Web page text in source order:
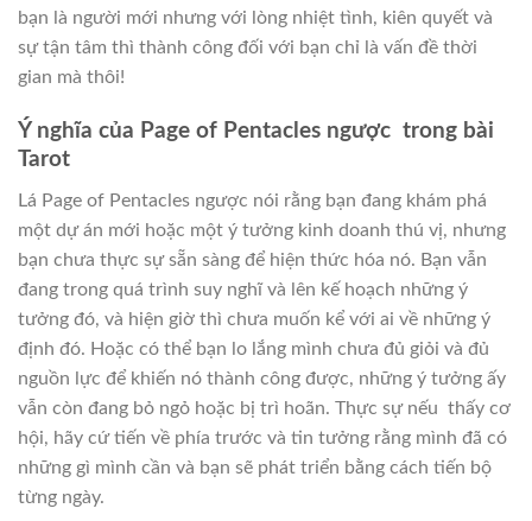
bạn là người mới nhưng với lòng nhiệt tình, kiên quyết và
sự tận tâm thì thành công đối với bạn chỉ là vấn đề thời
gian mà thôi!
Ý nghĩa của Page of Pentacles ngược trong bài
Tarot
Lá Page of Pentacles ngược nói rằng bạn đang khám phá
một dự án mới hoặc một ý tưởng kinh doanh thú vị, nhưng
bạn chưa thực sự sẵn sàng để hiện thức hóa nó. Bạn vẫn
đang trong quá trình suy nghĩ và lên kế hoạch những ý
tưởng đó, và hiện giờ thì chưa muốn kể với ai về những ý
định đó. Hoặc có thể bạn lo lắng mình chưa đủ giỏi và đủ
nguồn lực để khiến nó thành công được, những ý tưởng ấy
vẫn còn đang bỏ ngỏ hoặc bị trì hoãn. Thực sự nếu thấy cơ
hội, hãy cứ tiến về phía trước và tin tưởng rằng mình đã có
những gì mình cần và bạn sẽ phát triển bằng cách tiến bộ
từng ngày.